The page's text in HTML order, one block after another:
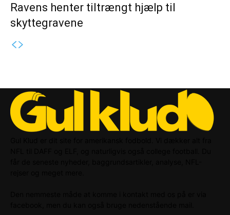
Ravens henter tiltrængt hjælp til
skyttegravene